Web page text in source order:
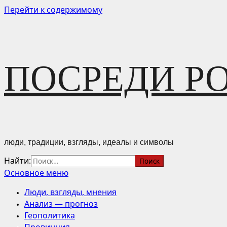
Перейти к содержимому
ПОСРЕДИ
люди, традиции, взгляды, идеалы и символы
Найти:
Основное меню
Люди, взгляды, мнения
Анализ — прогноз
Геополитика